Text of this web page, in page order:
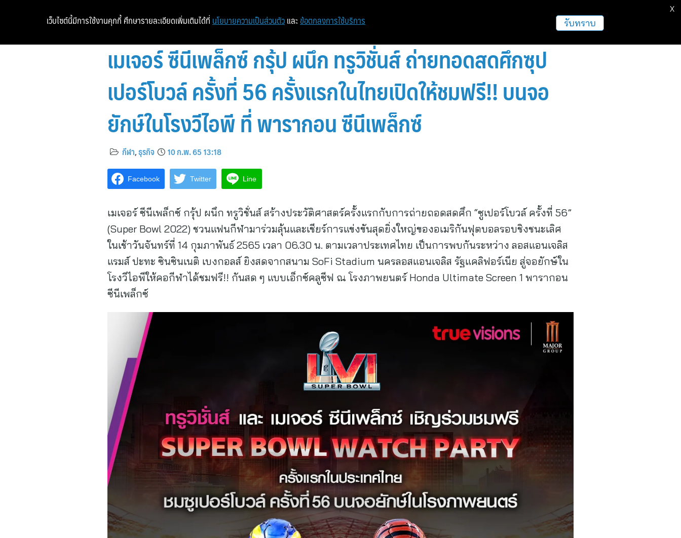
เมเจอร์ ซีนีเพล็กซ์ กรุ้ป ผนึก ทรูวิชั่นส์ ถ่ายทอดสดศึกซุป
เปอร์โบวล์ ครั้งที่ 56 ครั้งแรกในไทยเปิดให้ชมฟรี!! บนจอ
ยักษ์ในโรงวีไอพี ที่ พารากอน ซีนีเพล็กซ์
กีฬา,ธุรกิจ 10 ก.พ. 65 13:18
Facebook Twitter Line
เมเจอร์ ซีนีเพล็กซ์ กรุ้ป ผนึก ทรูวิชั่นส์ สร้างประวัติศาสตร์ครั้งแรกกับการถ่ายถอดสดศึก “ซูเปอร์โบวล์ ครั้งที่ 56”
(Super Bowl 2022) ชวนแฟนกีฬามาร่วมลุ้นและเชียร์การแข่งขันสุดยิ่งใหญ่ของอเมริกันฟุตบอลรอบชิงชนะเลิศ
ในเช้าวันจันทร์ที่ 14 กุมภาพันธ์ 2565 เวลา 06.30 น. ตามเวลาประเทศไทย เป็นการพบกันระหว่าง ลอสแอนเจลิส
แรมส์ ปะทะ ซินซินเนติ เบงกอลส์ ยิงสดจากสนาม SoFi Stadium นครลอสแอนเจลิส รัฐแคลิฟอร์เนีย สู่จอยักษ์ใน
โรงวีไอพีให้คอกีฬาได้ชมฟรี!! กันสด ๆ แบบเอ็กซ์คลูซีฟ ณ โรงภาพยนตร์ Honda Ultimate Screen 1 พารากอน
ซีนีเพล็กซ์
เว็บไซต์นี้มีการใช้งานคุกกี้ ศึกษารายละเอียดเพิ่มเติมได้ที่ นโยบายความเป็นส่วนตัว และ ข้อตกลงการใช้บริการ รับทราบ
X